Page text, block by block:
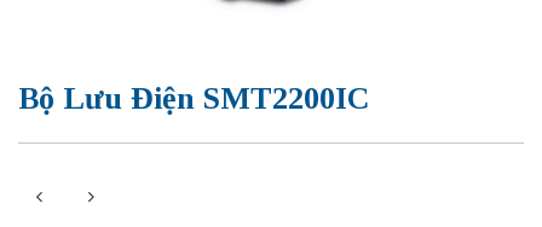
Bộ Lưu Điện SMT2200IC